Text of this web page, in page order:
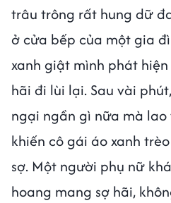
trâu trông rất hung dữ
ở cửa bếp của một gia
xanh giật mình phát
hãi đi lùi lại. Sau vài
ngại ngần gì nữa mà
khiến cô gái áo xanh
sợ. Một người phụ nữ
hoang mang sợ hãi,